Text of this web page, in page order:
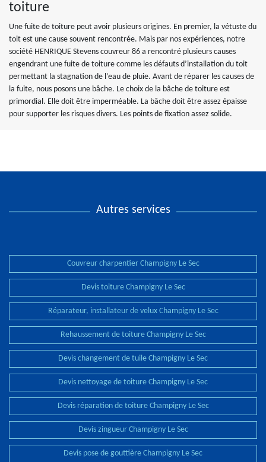
toiture
Une fuite de toiture peut avoir plusieurs origines. En premier, la vétuste du
toit est une cause souvent rencontrée. Mais par nos expériences, notre
société HENRIQUE Stevens couvreur 86 a rencontré plusieurs causes
engendrant une fuite de toiture comme les défauts d’installation du toit
permettant la stagnation de l’eau de pluie. Avant de réparer les causes de
la fuite, nous posons une bâche. Le choix de la bâche de toiture est
primordial. Elle doit être imperméable. La bâche doit être assez épaisse
pour supporter les risques divers. Les points de fixation assez solide.
Autres services
Couvreur charpentier Champigny Le Sec
Devis toiture Champigny Le Sec
Réparateur, installateur de velux Champigny Le Sec
Rehaussement de toiture Champigny Le Sec
Devis changement de tuile Champigny Le Sec
Devis nettoyage de toiture Champigny Le Sec
Devis réparation de toiture Champigny Le Sec
Devis zingueur Champigny Le Sec
Devis pose de gouttière Champigny Le Sec